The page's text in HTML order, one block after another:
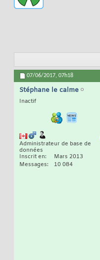
07/06/2017, 07h18
Stéphane le calme
Inactif
Administrateur de base de
données
Inscrit en
Mars 2013
Messages
10 084